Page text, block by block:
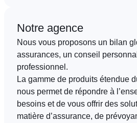
Notre agence
Nous vous proposons un bilan
assurances, un conseil
professionnel.
La gamme de produits étendue
nous permet de répondre à
besoins et de vous offrir des
matière d’assurance, de